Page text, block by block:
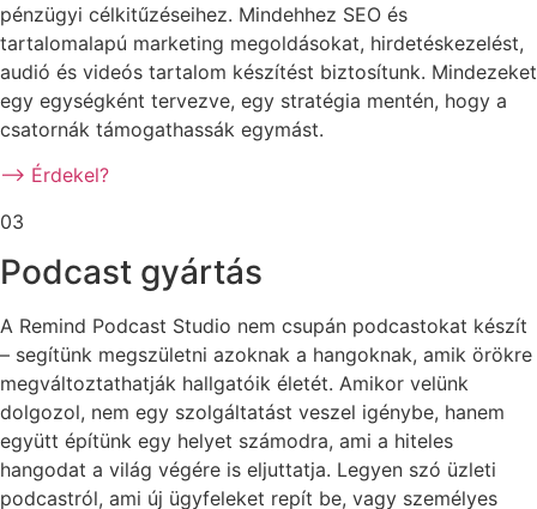
pénzügyi célkitűzéseihez. Mindehhez SEO és
tartalomalapú marketing megoldásokat, hirdetéskezelést,
audió és videós tartalom készítést biztosítunk. Mindezeket
egy egységként tervezve, egy stratégia mentén, hogy a
csatornák támogathassák egymást.
–> Érdekel?
03
Podcast gyártás
A Remind Podcast Studio nem csupán podcastokat készít
– segítünk megszületni azoknak a hangoknak, amik örökre
megváltoztathatják hallgatóik életét. Amikor velünk
dolgozol, nem egy szolgáltatást veszel igénybe, hanem
együtt építünk egy helyet számodra, ami a hiteles
hangodat a világ végére is eljuttatja. Legyen szó üzleti
podcastról, ami új ügyfeleket repít be, vagy személyes